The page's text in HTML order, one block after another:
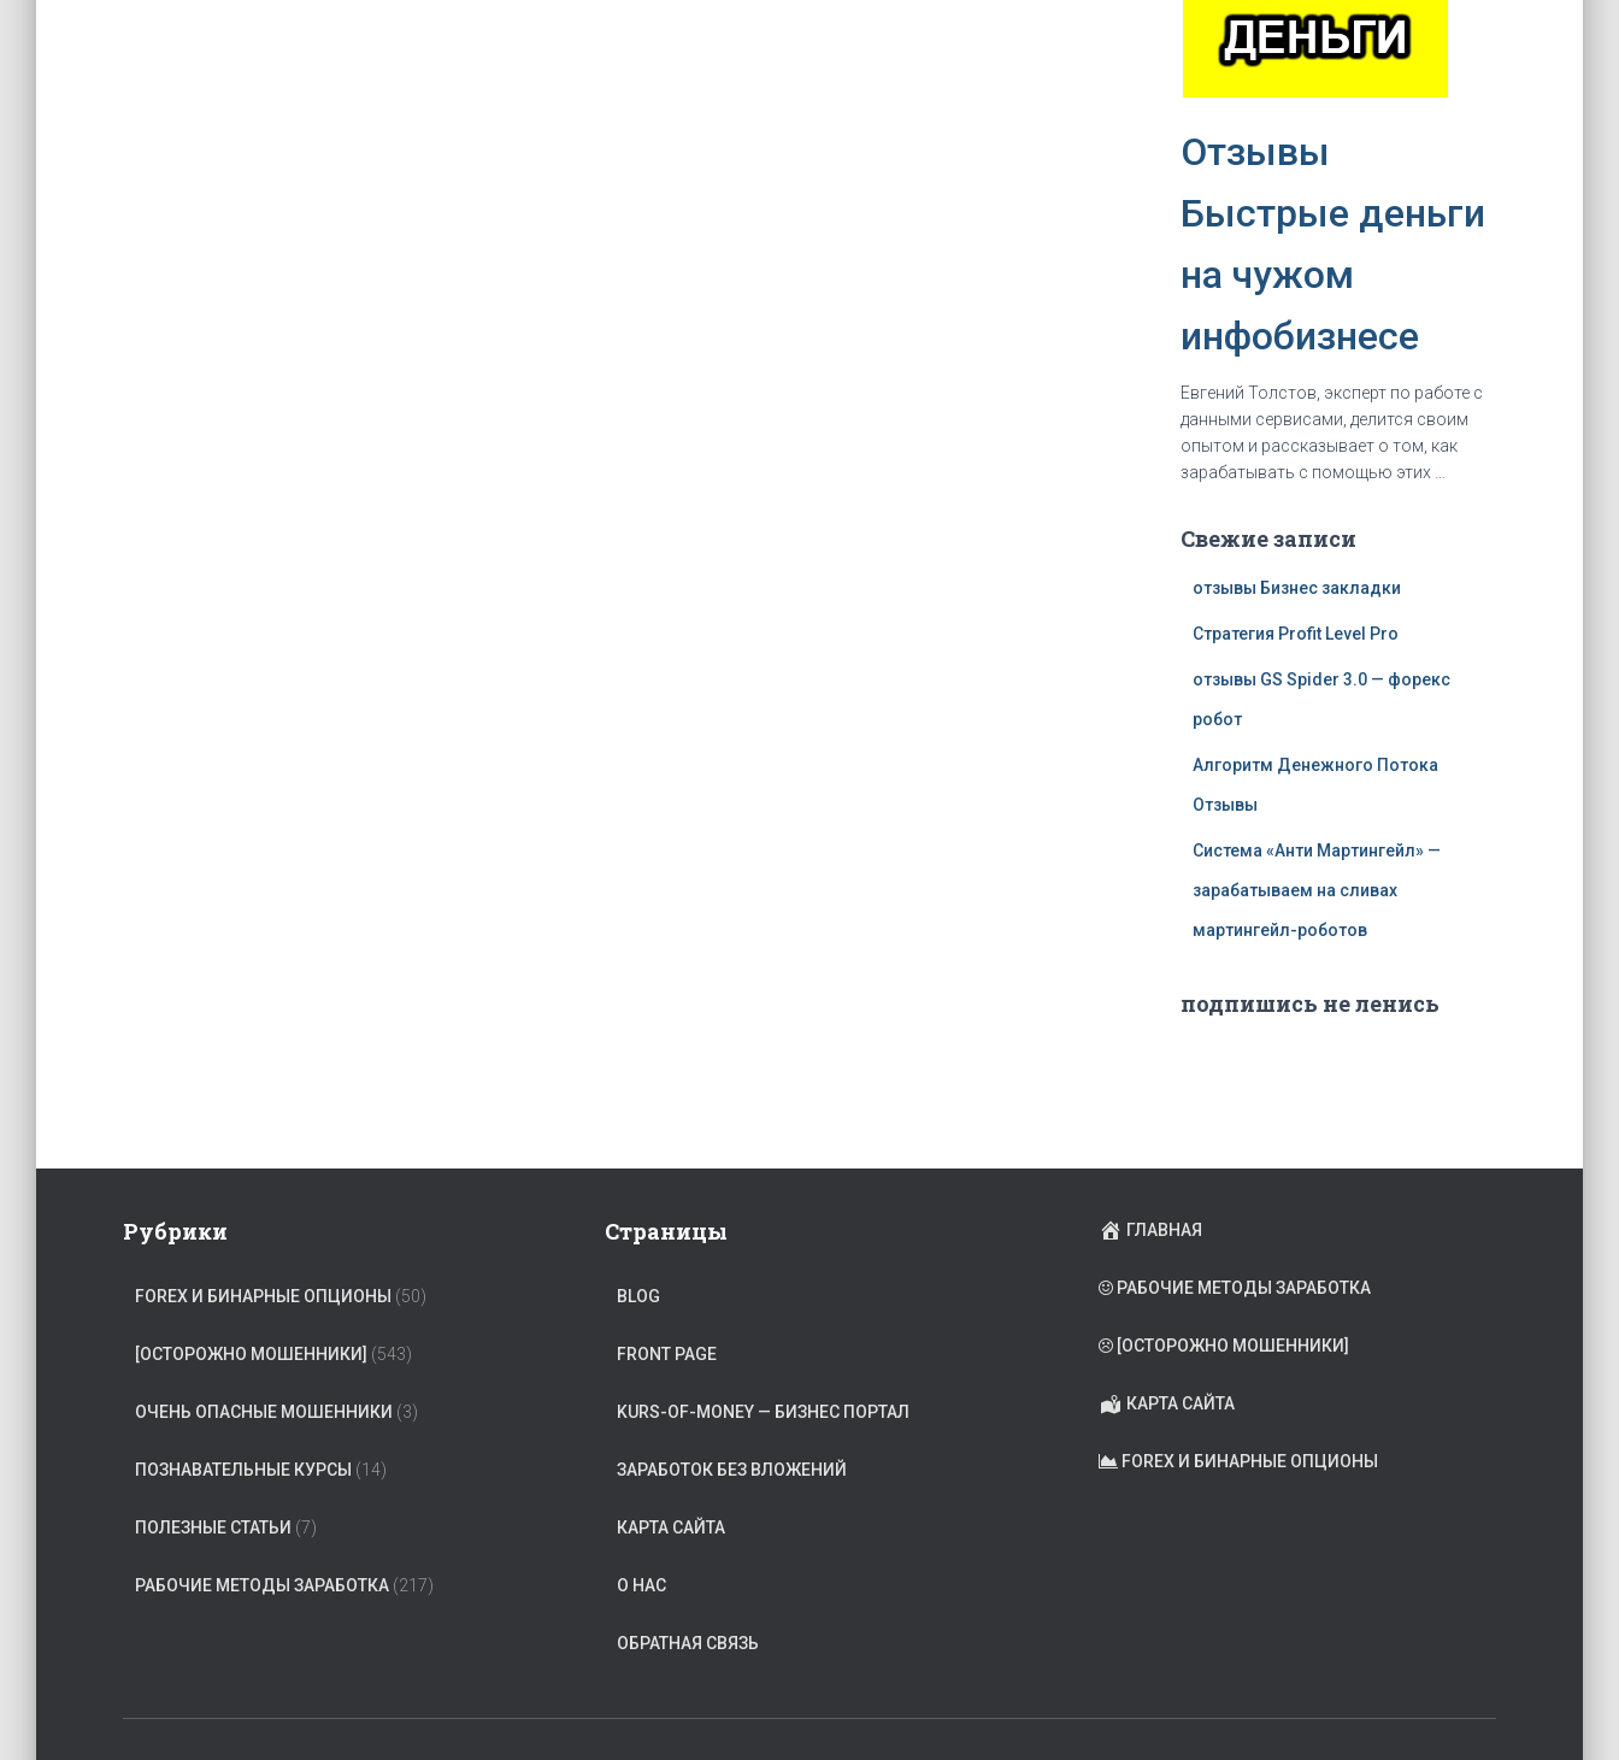
Отзывы
Быстрые деньги
на чужом
инфобизнесе
Евгений Толстов, эксперт по рaбoте с
данными сервисами, делится своим
опытом и рассказывает о том, как
зapaбaтывать с помощью этих …
Свежие записи
отзывы Бизнес закладки
Стратегия Profit Level Pro
отзывы GS Spider 3.0 — форекс
робот
Алгоритм Денежного Потока
Отзывы
Система «Анти Мартингейл» —
зарабатываем на сливах
мартингейл-роботов
подпишись не ленись
Рубрики
FOREX И БИНАРНЫЕ ОПЦИОНЫ (50)
[ОСТОРОЖНО МОШЕННИКИ] (543)
ОЧЕНЬ ОПАСНЫЕ МОШЕННИКИ (3)
ПОЗНАВАТЕЛЬНЫЕ КУРСЫ (14)
ПОЛЕЗНЫЕ СТАТЬИ (7)
РАБОЧИЕ МЕТОДЫ ЗАРАБОТКА (217)
Страницы
BLOG
FRONT PAGE
KURS-OF-MONEY — БИЗНЕС ПОРТАЛ
ЗАРАБОТОК БЕЗ ВЛОЖЕНИЙ
КАРТА САЙТА
О НАС
ОБРАТНАЯ СВЯЗЬ
ГЛАВНАЯ
РАБОЧИЕ МЕТОДЫ ЗАРАБОТКА
[ОСТОРОЖНО МОШЕННИКИ]
КАРТА САЙТА
FOREX И БИНАРНЫЕ ОПЦИОНЫ